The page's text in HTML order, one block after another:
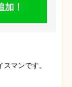
マンです。